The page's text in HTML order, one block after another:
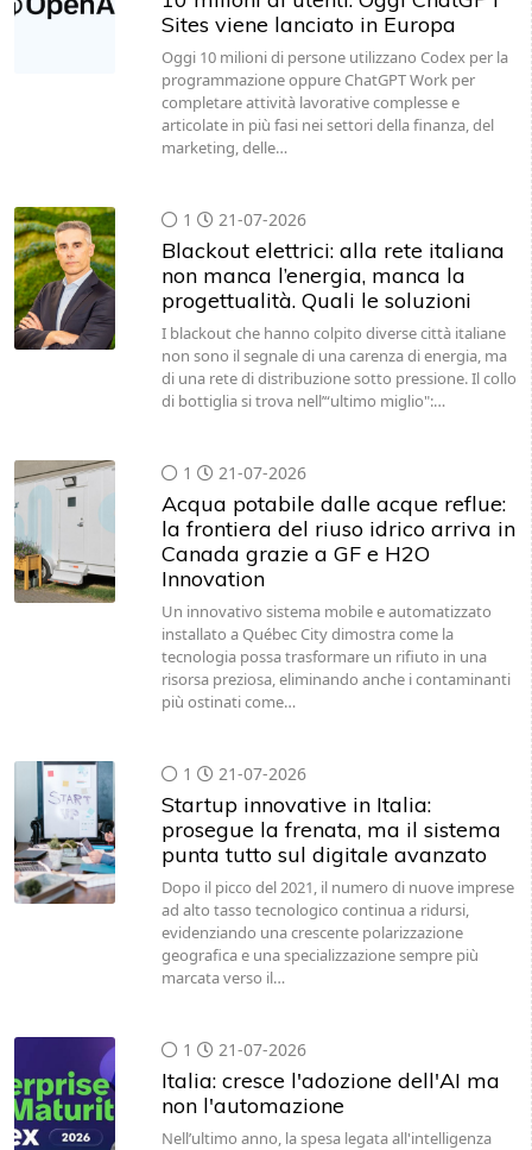
Sites viene lanciato in Europa
Oggi 10 milioni di persone utilizzano Codex per la
programmazione oppure ChatGPT Work per
completare attività lavorative complesse e
articolate in più fasi nei settori della finanza, del
marketing, delle…
1 21-07-2026
Blackout elettrici: alla rete italiana
non manca l’energia, manca la
progettualità. Quali le soluzioni
I blackout che hanno colpito diverse città italiane
non sono il segnale di una carenza di energia, ma
di una rete di distribuzione sotto pressione. Il collo
di bottiglia si trova nell’“ultimo miglio":…
1 21-07-2026
Acqua potabile dalle acque reflue:
la frontiera del riuso idrico arriva in
Canada grazie a GF e H2O
Innovation
Un innovativo sistema mobile e automatizzato
installato a Québec City dimostra come la
tecnologia possa trasformare un rifiuto in una
risorsa preziosa, eliminando anche i contaminanti
più ostinati come…
1 21-07-2026
Startup innovative in Italia:
prosegue la frenata, ma il sistema
punta tutto sul digitale avanzato
Dopo il picco del 2021, il numero di nuove imprese
ad alto tasso tecnologico continua a ridursi,
evidenziando una crescente polarizzazione
geografica e una specializzazione sempre più
marcata verso il…
1 21-07-2026
Italia: cresce l'adozione dell'AI ma
non l'automazione
Nell’ultimo anno, la spesa legata all'intelligenza